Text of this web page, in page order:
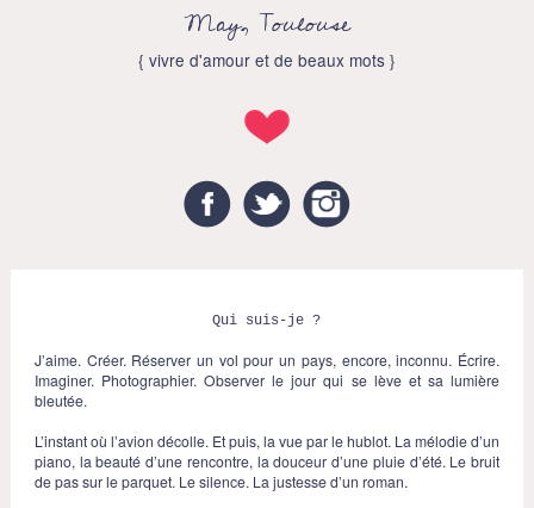
May, Toulouse
{ vivre d'amour et de beaux mots }
FacebookTwitter
Qui suis-je ?
J’aime. Créer. Réserver un vol pour un pays, encore, inconnu. Écrire.
Imaginer. Photographier. Observer le jour qui se lève et sa lumière
bleutée.
L’instant où l’avion décolle. Et puis, la vue par le hublot. La mélodie d’un
piano, la beauté d’une rencontre, la douceur d’une pluie d’été. Le bruit
de pas sur le parquet. Le silence. La justesse d’un roman.